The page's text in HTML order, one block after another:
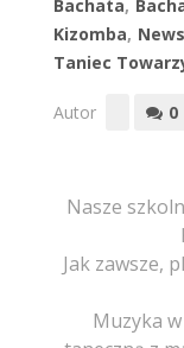
Bachata,
Kizomba, News
Taniec
Autor 0
Nasze
Jak zawsze,
Muzyka